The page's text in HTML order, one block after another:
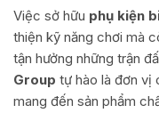
Việc sở hữu phụ kiện
thiện kỹ năng chơi mà
tận hưởng những trận
Group tự hào là đơn vị
mang đến sản phẩm